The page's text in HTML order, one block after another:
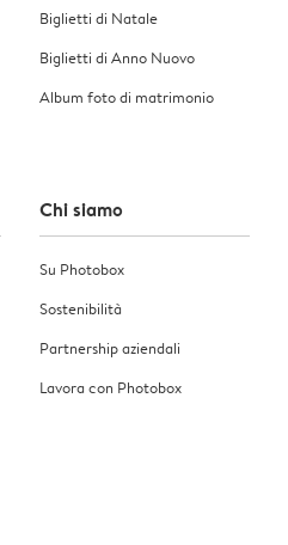
Biglietti di Natale
Biglietti di Anno Nuovo
Album foto di matrimonio
Chi siamo
Su Photobox
Sostenibilità
Partnership aziendali
Lavora con Photobox